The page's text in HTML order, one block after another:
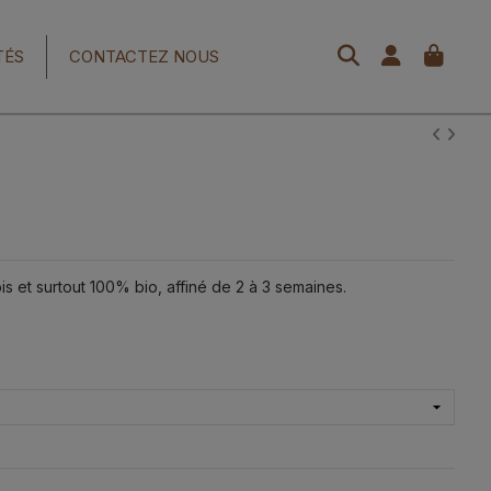
CONTACTEZ NOUS
et surtout 100% bio, affiné de 2 à 3 semaines.